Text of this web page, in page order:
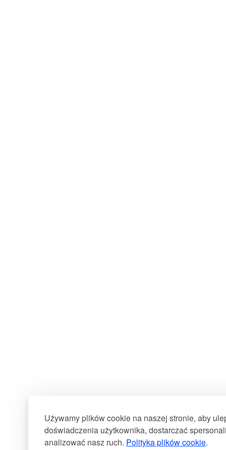
Używamy plików cookie na naszej stronie, aby
doświadczenia użytkownika, dostarczać
analizować nasz ruch. Polityka plików cookie.